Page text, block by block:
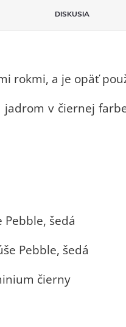
DISKUSIA
rokmi, a je opäť
v čiernej
šedá
Pebble, šedá
čierny